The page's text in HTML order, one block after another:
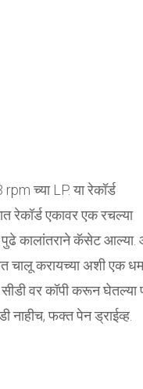
च्या LP. या रेकॉर्ड
रेकॉर्ड एकावर एक रचल्या
पुढे कालांतराने कॅसेट आल्या.
चालू करायच्या अशी एक
सीडी वर कॉपी करून घेतल्या
नाहीच, फक्त पेन ड्राईव्ह.